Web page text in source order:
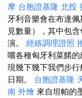
摩 台胞證基隆 北投
牙利音樂會在布達
見數量），其中包
演。 經絡調理證照
嚐各種匈牙利菜餚
現幾下幾下我們步
日期。 台胞證基隆
南 外燴 來自坦帕的